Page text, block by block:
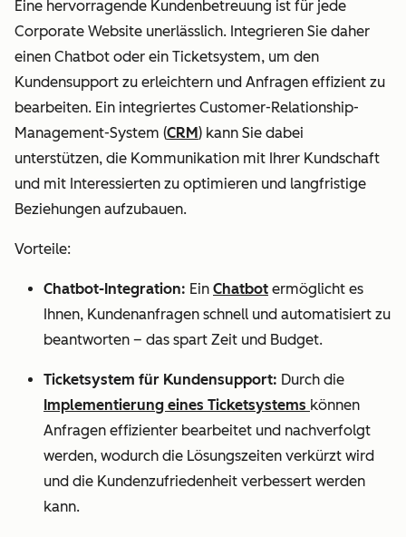
Eine hervorragende Kundenbetreuung ist für jede
Corporate Website unerlässlich. Integrieren Sie daher
einen Chatbot oder ein Ticketsystem, um den
Kundensupport zu erleichtern und Anfragen effizient zu
bearbeiten. Ein integriertes Customer-Relationship-
Management-System (CRM ) kann Sie dabei
unterstützen, die Kommunikation mit Ihrer Kundschaft
und mit Interessierten zu optimieren und langfristige
Beziehungen aufzubauen.
Vorteile:
Chatbot-Integration: Ein Chatbot ermöglicht es
Ihnen, Kundenanfragen schnell und automatisiert zu
beantworten – das spart Zeit und Budget.
Ticketsystem für Kundensupport: Durch die
Implementierung eines Ticketsystems können
Anfragen effizienter bearbeitet und nachverfolgt
werden, wodurch die Lösungszeiten verkürzt wird
und die Kundenzufriedenheit verbessert werden
kann.